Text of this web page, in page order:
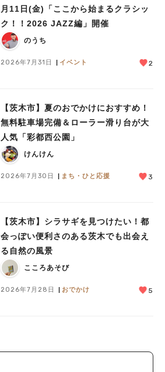
月11日(金)「ここから始まるクラシッ
ク！！2026 JAZZ編」開催
のうち
2026年7月31日 イベント 2
【茨木市】夏のおでかけにおすすめ！
無料駐車場完備＆ローラー滑り台が大
人気「彩都西公園」
けんけん
2026年7月30日 まち・ひと応援 3
【茨木市】シラサギを見つけたい！都
会っぽい便利さのある茨木でも出会え
る自然の風景
こころあそび
2026年7月28日 おでかけ 5